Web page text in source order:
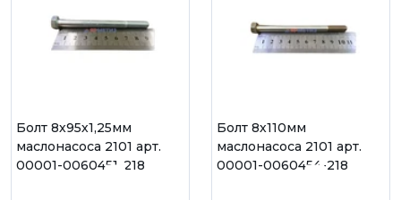
Болт 8х95х1,25мм
маслонасоса 2101 арт.
00001-0060451-218
Болт 8х110мм
маслонасоса 2101 арт.
00001-0060454-218